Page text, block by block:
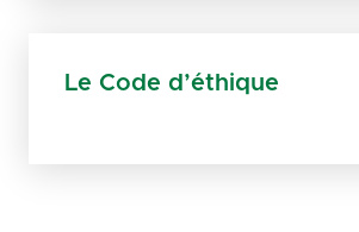
Le Code d’éthique